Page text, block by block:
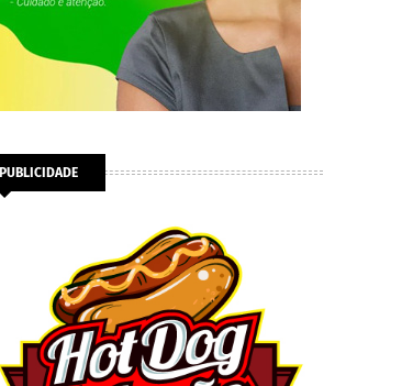
PUBLICIDADE